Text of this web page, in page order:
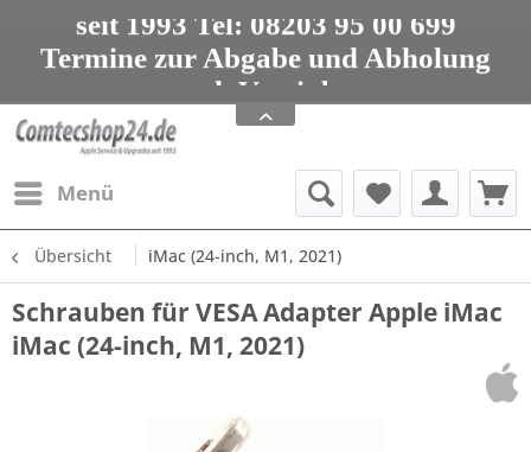
seit 1993 Tel: 08203 95 00 699
Termine zur Abgabe und Abholung
nur nach Vereinbarung
Apple Service, Upgrades und Zubehör
seit 1993 Tel: 08203 95 00 699
Menü
Übersicht iMac (24-inch, M1, 2021)
Schrauben für VESA Adapter Apple iMac
iMac (24-inch, M1, 2021)